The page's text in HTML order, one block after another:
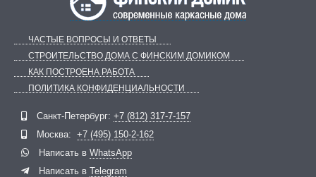
ЧАСТЫЕ ВОПРОСЫ И ОТВЕТЫ
СТРОИТЕЛЬСТВО ДОМА С ФИНСКИМ ДОМИКОМ
КАК ПОСТРОЕНА РАБОТА
ПОЛИТИКА КОНФИДЕНЦИАЛЬНОСТИ
Санкт-Петербург: +7 (812) 317-7-157
Москва: +7 (495) 150-2-162
Написать в WhatsApp
Написать в Telegram